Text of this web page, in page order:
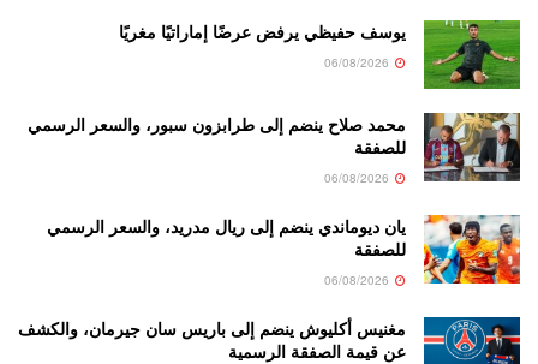
يوسف حفيظي يرفض عرضًا إماراتيًا مغريًا
محمد صلاح ينضم إلى طرابزون سبور، والسعر الرسمي
للصفقة
يان ديوماندي ينضم إلى ريال مدريد، والسعر الرسمي
للصفقة
مغنيس أكليوش ينضم إلى باريس سان جيرمان، والكشف
عن قيمة الصفقة الرسمية